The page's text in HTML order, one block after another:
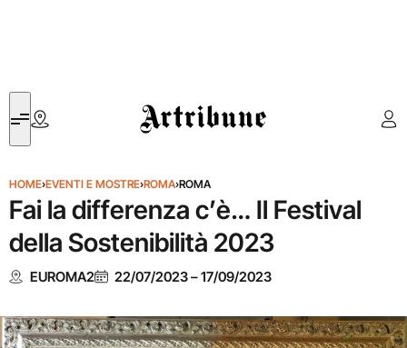
Artribune
HOME›EVENTI E MOSTRE›ROMA›ROMA
Fai la differenza c’è… Il Festival
della Sostenibilità 2023
EUROMA2 22/07/2023–17/09/2023